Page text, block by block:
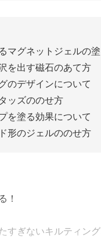
マグネットジェルの
を出す磁石のあて方
のデザインについて
ッズののせ方
を塗る効果について
形のジェルののせ方
！
すぎないキルティン